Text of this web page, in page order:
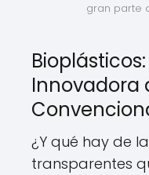
gran parte
Innovadora
¿Y qué hay de
transparentes